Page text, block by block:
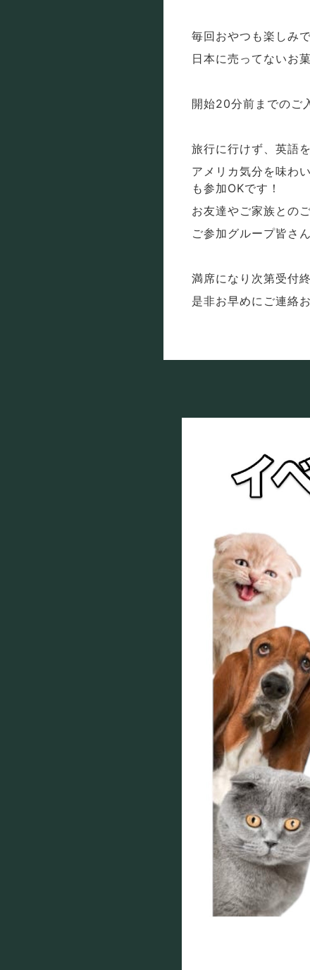
毎回おやつも楽しみ
日本に売ってないお
開始20分前までのご
旅行に行けず、英語
アメリカ気分を味わ
も参加OKです！
お友達やご家族との
ご参加グループ皆さ
満席になり次第受付
是非お早めにご連絡